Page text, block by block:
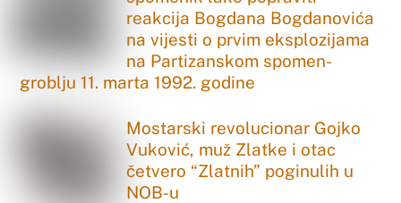
reakcija Bogdana Bogdanovića
na vijesti o prvim eksplozijama
na Partizanskom spomen-
groblju 11. marta 1992. godine
Mostarski revolucionar Gojko
Vuković, muž Zlatke i otac
četvero “Zlatnih” poginulih u
NOB-u